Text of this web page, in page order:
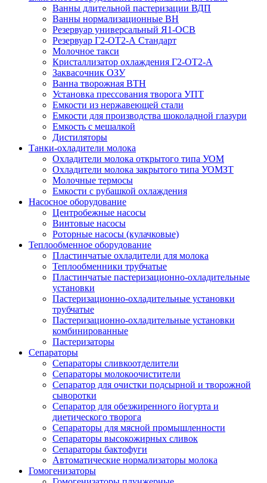
Ванны длительной пастеризации ВДП
Ванны нормализационные ВН
Резервуар универсальный Я1-ОСВ
Резервуар Г2-ОТ2-А Стандарт
Молочное такси
Кристаллизатор охлаждения Г2-ОТ2-А
Заквасочник ОЗУ
Ванна творожная ВТН
Установка прессования творога УПТ
Емкости из нержавеющей стали
Емкости для производства шоколадной глазури
Емкость с мешалкой
Дистиляторы
Танки-охладители молока
Охладители молока открытого типа УОМ
Охладители молока закрытого типа УОМЗТ
Молочные термосы
Емкости с рубашкой охлаждения
Насосное оборудование
Центробежные насосы
Винтовые насосы
Роторные насосы (кулачковые)
Теплообменное оборудование
Пластинчатые охладители для молока
Теплообменники трубчатые
Пластинчатые пастеризационно-охладительные
установки
Пастеризационно-охладительные установки
трубчатые
Пастеризационно-охладительные установки
комбинированные
Пастеризаторы
Сепараторы
Сепараторы сливкоотделители
Сепараторы молокоочистители
Сепаратор для очистки подсырной и творожной
сыворотки
Сепаратор для обезжиренного йогурта и
диетического творога
Сепараторы для мясной промышленности
Сепараторы высокожирных сливок
Сепараторы бактофуги
Автоматические нормализаторы молока
Гомогенизаторы